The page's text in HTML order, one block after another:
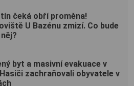
čeká obří proměna!
U Bazénu zmizí. Co bude
byt a masivní evakuace v
zachraňovali obyvatele v